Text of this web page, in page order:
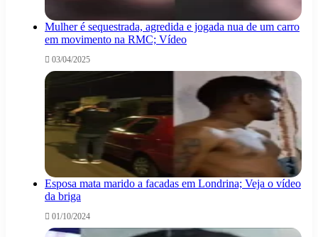
Mulher é sequestrada, agredida e jogada nua de um carro
em movimento na RMC; Vídeo
03/04/2025
Esposa mata marido a facadas em Londrina; Veja o vídeo
da briga
01/10/2024